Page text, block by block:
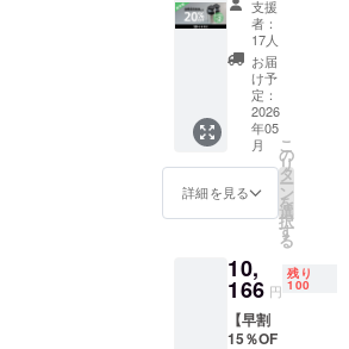
期が遅
れる場
合がご
ざいま
す。
格：
7,960円
（税
込） ※
表示価
格は送
料込み
です。
※ご注文
状況、
況、製
造工程
上の都
合など
により
ターン
内容 ・
CanHol
der ×２
セット
■価格
本体価
20%OF
F：
9,568円
（税
般販売
予定価
格：
11,960
円 （税
支援
者：
17人
お届
け予
定：
2026
年05
月
詳細を見る
こ
の
リ
タ
ー
ン
を
選
択
す
る
10,
166 円
残り
100
【早割
15％OF